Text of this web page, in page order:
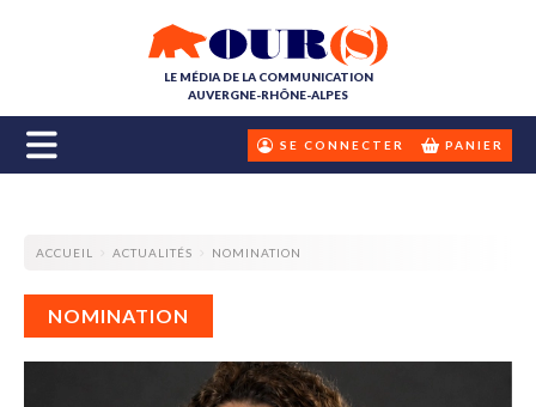
LE MÉDIA DE LA COMMUNICATION
AUVERGNE-RHÔNE-ALPES
SE CONNECTER PANIER
ACCUEIL ACTUALITÉS NOMINATION
NOMINATION